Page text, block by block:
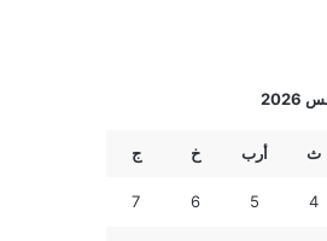
ث أرب خ ج
4
5
6
7